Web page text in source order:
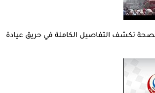
تكشف التفاصيل الكاملة في حريق عيادة